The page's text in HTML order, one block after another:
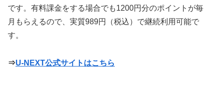
です。有料課金をする場合でも1200円分のポイントが毎
月もらえるので、実質989円（税込）で継続利用可能で
す。
⇒U-NEXT公式サイトはこちら